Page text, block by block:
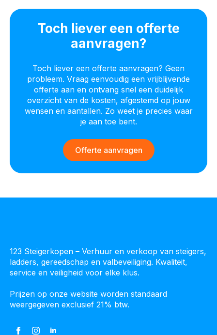
Toch liever een offerte
aanvragen?
Toch liever een offerte aanvragen? Geen
probleem. Vraag eenvoudig een vrijblijvende
offerte aan en ontvang snel een duidelijk
overzicht van de kosten, afgestemd op jouw
wensen en aantallen. Zo weet je precies waar
je aan toe bent.
Offerte aanvragen
123 Steigerkopen – Verhuur en verkoop van steigers,
ladders, gereedschap en valbeveiliging. Kwaliteit,
service en veiligheid voor elke klus.
Prijzen op onze website worden standaard
weergegeven exclusief 21% btw.